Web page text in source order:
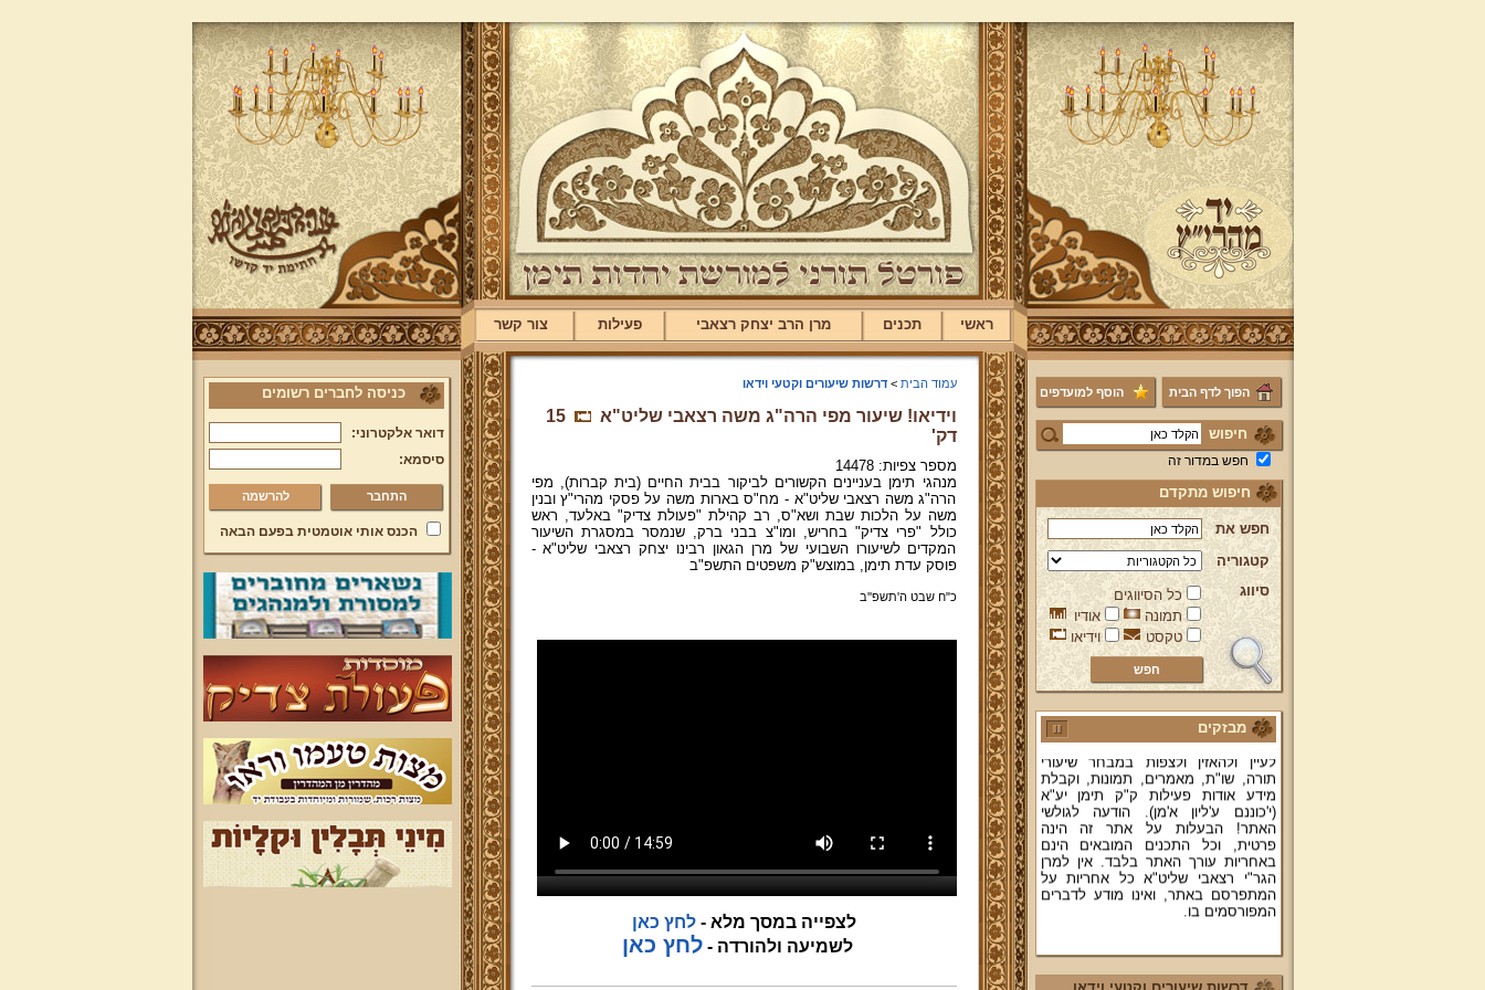
ראשי תכנים מרן הרב יצחק רצאבי פעילות צור קשר
הפוך לדף הבית הוסף למועדפים
חיפוש
חפש במדור זה
חיפוש מתקדם
חפש את
קטגוריה
סיווג
כל הסיווגים
תמונה
אודיו
טקסט
וידיאו
מבזקים
ברוכים הבאים לאתר מהרי"ץ
יד מהרי"ץ - פורטל תורני למורשת יהדות
תימן, האתר הרשמי להנצחת מורשתו
של גאון רבני תימן ותפארתם מהרי"ץ
זצוק"ל. באתר תמצאו גם תכנים תורניים
והלכתיים רבים של מרן הגאון הרב יצחק
מחבר ספרי שלחן ערוך המקוצר ח"ח
ושו"ת עולת יצחק ג"ח ועוד, וכן תוכלו
תורה, שו"ת, מאמרים, תמונות, וקבלת
מידע אודות פעילות ק"ק תימן יע"א
(י'כוננם ע'ליון א'מן). הודעה לגולשי
האתר! הבעלות על אתר זה הינה
פרטית, וכל התכנים המובאים הינם
באחריות עורך האתר בלבד. אין למרן
הגר"י רצאבי שליט"א כל אחריות על
המתפרסם באתר, ואינו מודע לדברים
המפורסמים בו.
יע"א די בכל אתר ואתר
עמוד הבית >דרשות שיעורים וקטעי וידאו
וידיאו! שיעור מפי הרה"ג משה רצאבי שליט"א
15
דק'
מספר צפיות: 14478
מנהגי תימן בעניינים הקשורים לביקור בבית החיים (בית קברות), מפי
הרה"ג משה רצאבי שליט"א - מח"ס בארות משה על פסקי מהרי"ץ ובנין
משה על הלכות שבת ושא"ס, רב קהילת "פעולת צדיק" באלעד, ראש
כולל "פרי צדיק" בחריש, ומו"צ בבני ברק, שנמסר במסגרת השיעור
המקדים לשיעורו השבועי של מרן הגאון רבינו יצחק רצאבי שליט"א -
פוסק עדת תימן, במוצש"ק משפטים התשפ"ב
כ"ח שבט ה'תשפ''ב
לצפייה במסך מלא -לחץ כאן
לשמיעה ולהורדה -לחץ כאן
כניסה לחברים רשומים
דואר אלקטרוני:
סיסמא:
להרשמה
הכנס אותי אוטמטית בפעם הבאה